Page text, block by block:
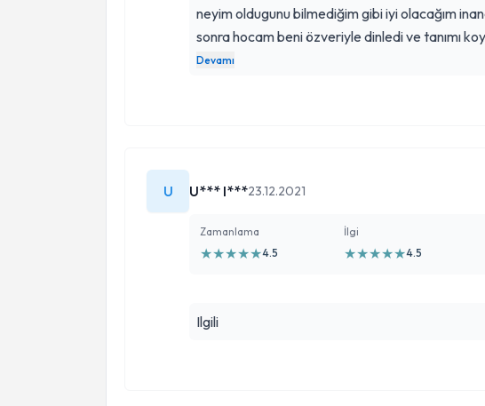
neyim oldugunu bilmediğim gibi iyi olacağım
sonra hocam beni özveriyle dinledi ve tanımı
çıktığım bu yolda verdiği ilaçlarla ilgisiyle çok yol
Devamı
U U*** I***23.12.2021
Zamanlama
★★★★★4.5
İlgi
★★★★★4.5
Ilgili